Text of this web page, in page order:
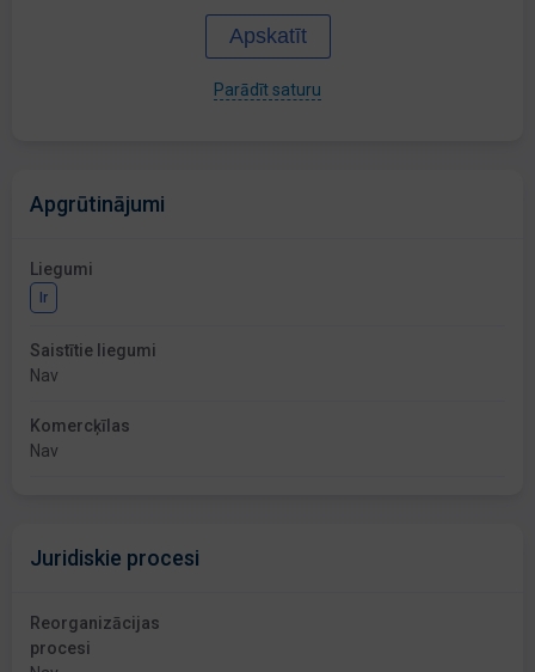
Apskatīt
Parādīt saturu
Apgrūtinājumi
Liegumi
Ir
Saistītie liegumi
Nav
Komercķīlas
Nav
Juridiskie procesi
Reorganizācijas
procesi